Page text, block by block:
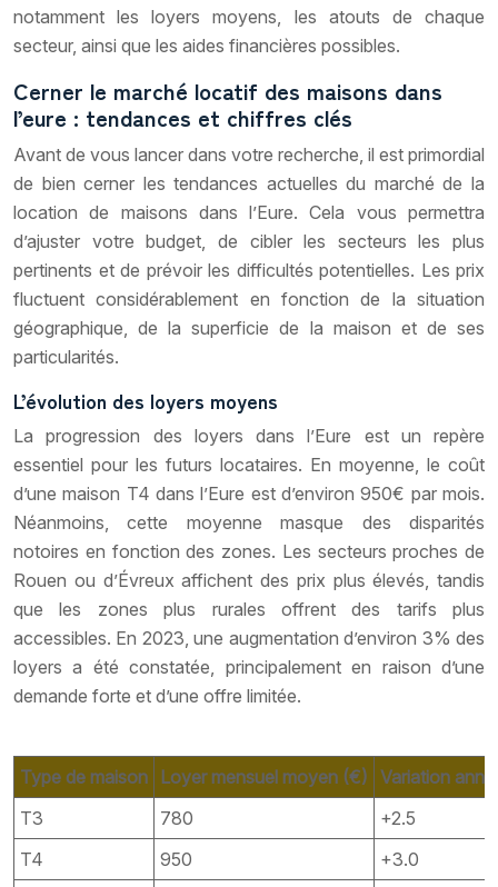
notamment les loyers moyens, les atouts de chaque
secteur, ainsi que les aides financières possibles.
Cerner le marché locatif des maisons dans
l’eure : tendances et chiffres clés
Avant de vous lancer dans votre recherche, il est primordial
de bien cerner les tendances actuelles du marché de la
location de maisons dans l’Eure. Cela vous permettra
d’ajuster votre budget, de cibler les secteurs les plus
pertinents et de prévoir les difficultés potentielles. Les prix
fluctuent considérablement en fonction de la situation
géographique, de la superficie de la maison et de ses
particularités.
L’évolution des loyers moyens
La progression des loyers dans l’Eure est un repère
essentiel pour les futurs locataires. En moyenne, le coût
d’une maison T4 dans l’Eure est d’environ 950€ par mois.
Néanmoins, cette moyenne masque des disparités
notoires en fonction des zones. Les secteurs proches de
Rouen ou d’Évreux affichent des prix plus élevés, tandis
que les zones plus rurales offrent des tarifs plus
accessibles. En 2023, une augmentation d’environ 3% des
loyers a été constatée, principalement en raison d’une
demande forte et d’une offre limitée.
Type de maison Loyer mensuel moyen (€) Variation
T3
780
+2.5
T4
950
+3.0